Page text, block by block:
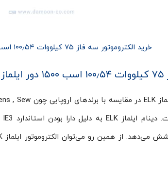
خرید الکتروموتور سه فاز ۷۵ کیلووات ۱۰۰٫۵۴ اسب ۱۵۰۰ دور ایلماز ELK